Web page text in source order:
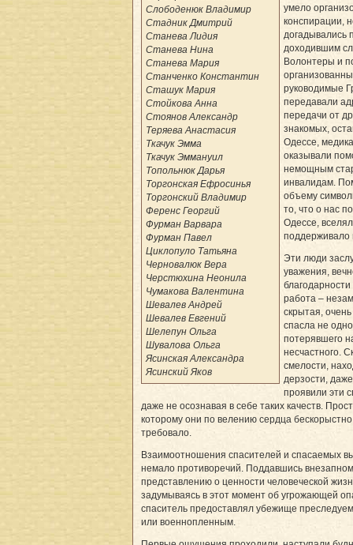
Слободенюк Владимир
Стадник Дмитрий
Станева Лидия
Станева Нина
Станева Мария
Станченко Константин
Сташук Мария
Стойкова Анна
Стоянов Александр
Теряева Анастасия
Ткачук Эмма
Ткачук Эммануил
Топольнюк Дарья
Торгонская Ефросинья
Торгонский Владимир
Ференс Георгий
Фурман Варвара
Фурман Павел
Циклопуло Татьяна
Черновалюк Вера
Черстюхина Неонила
Чумакова Валентина
Шевалев Андрей
Шевалев Евгений
Шелепун Ольга
Шувалова Ольга
Ясинская Александра
Ясинский Яков
умело
конспирации,
догадывались
доходившим
Волонтеры и
руководимые
передавали
передачи от
знакомых,
Одессе,
оказывали
немощным
инвалидам.
объему
то, что о нас
Одессе,
под­держивало
Эти люди
уважения,
работа –
скрытая,
спасла не
потерявшего
несчастного.
смелости,
дерзости,
проявили эти
даже не осознавая в себе таких качеств.
которому они по велению сердца
требовало.
Взаимоотношения спасителей и спасаемых
немало противоречий. Поддавшись
представлению о ценности человеческой
задумываясь в этот момент об угрожающей
спаситель предоставлял убежище
или военнопленным.